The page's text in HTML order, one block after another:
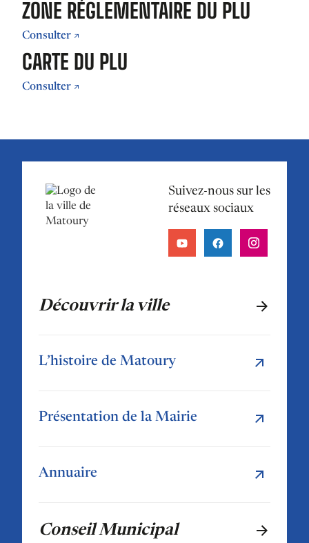
ZONE RÉGLEMENTAIRE DU PLU
Consulter
CARTE DU PLU
Consulter
Suivez-nous sur les
réseaux sociaux
Découvrir la ville
L’histoire de Matoury
Présentation de la Mairie
Annuaire
Conseil Municipal